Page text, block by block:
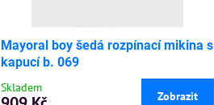
Mayoral boy šedá rozpínací mikina s
kapucí b. 069
Skladem
Zobrazit